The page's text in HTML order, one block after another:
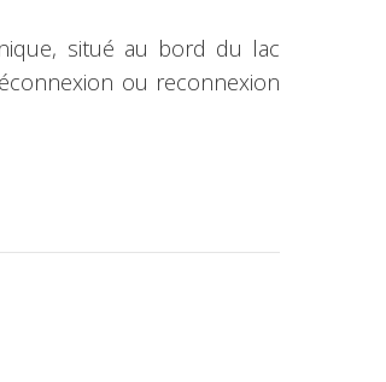
situé au bord du lac
ou reconnexion